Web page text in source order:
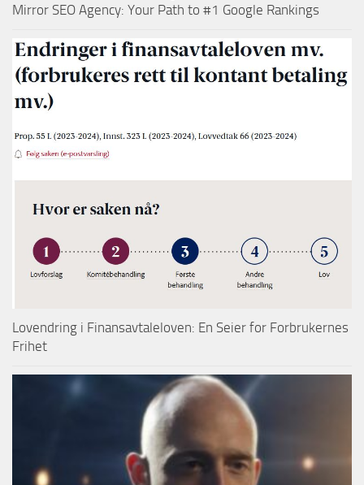
Mirror SEO Agency: Your Path to #1 Google Rankings
Lovendring i Finansavtaleloven: En Seier for Forbrukernes
Frihet